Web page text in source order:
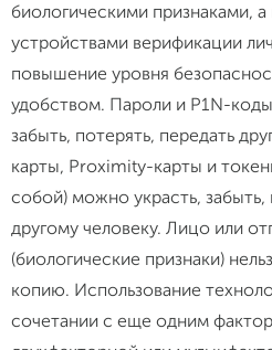
биологическими признаками,
устройствами верификации
повышение уровня
удобством. Пароли и P1N-
забыть, потерять, передать
карты, Proximity-карты и
собой) можно украсть,
другому человеку. Лицо или
(биологические признаки)
копию. Использование
сочетании с еще одним